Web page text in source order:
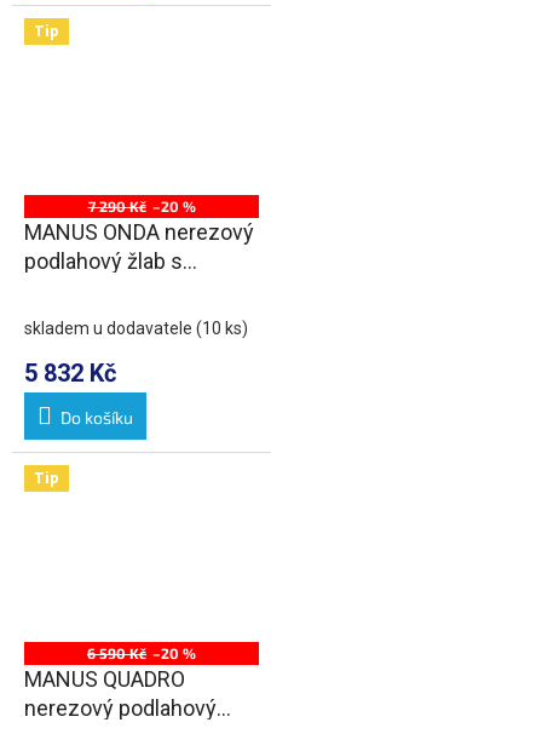
Tip
7 290 Kč –20 %
MANUS ONDA nerezový
podlahový žlab s
skladem u dodavatele (10 ks)
5 832 Kč
Do košíku
Tip
6 590 Kč –20 %
MANUS QUADRO
nerezový podlahový